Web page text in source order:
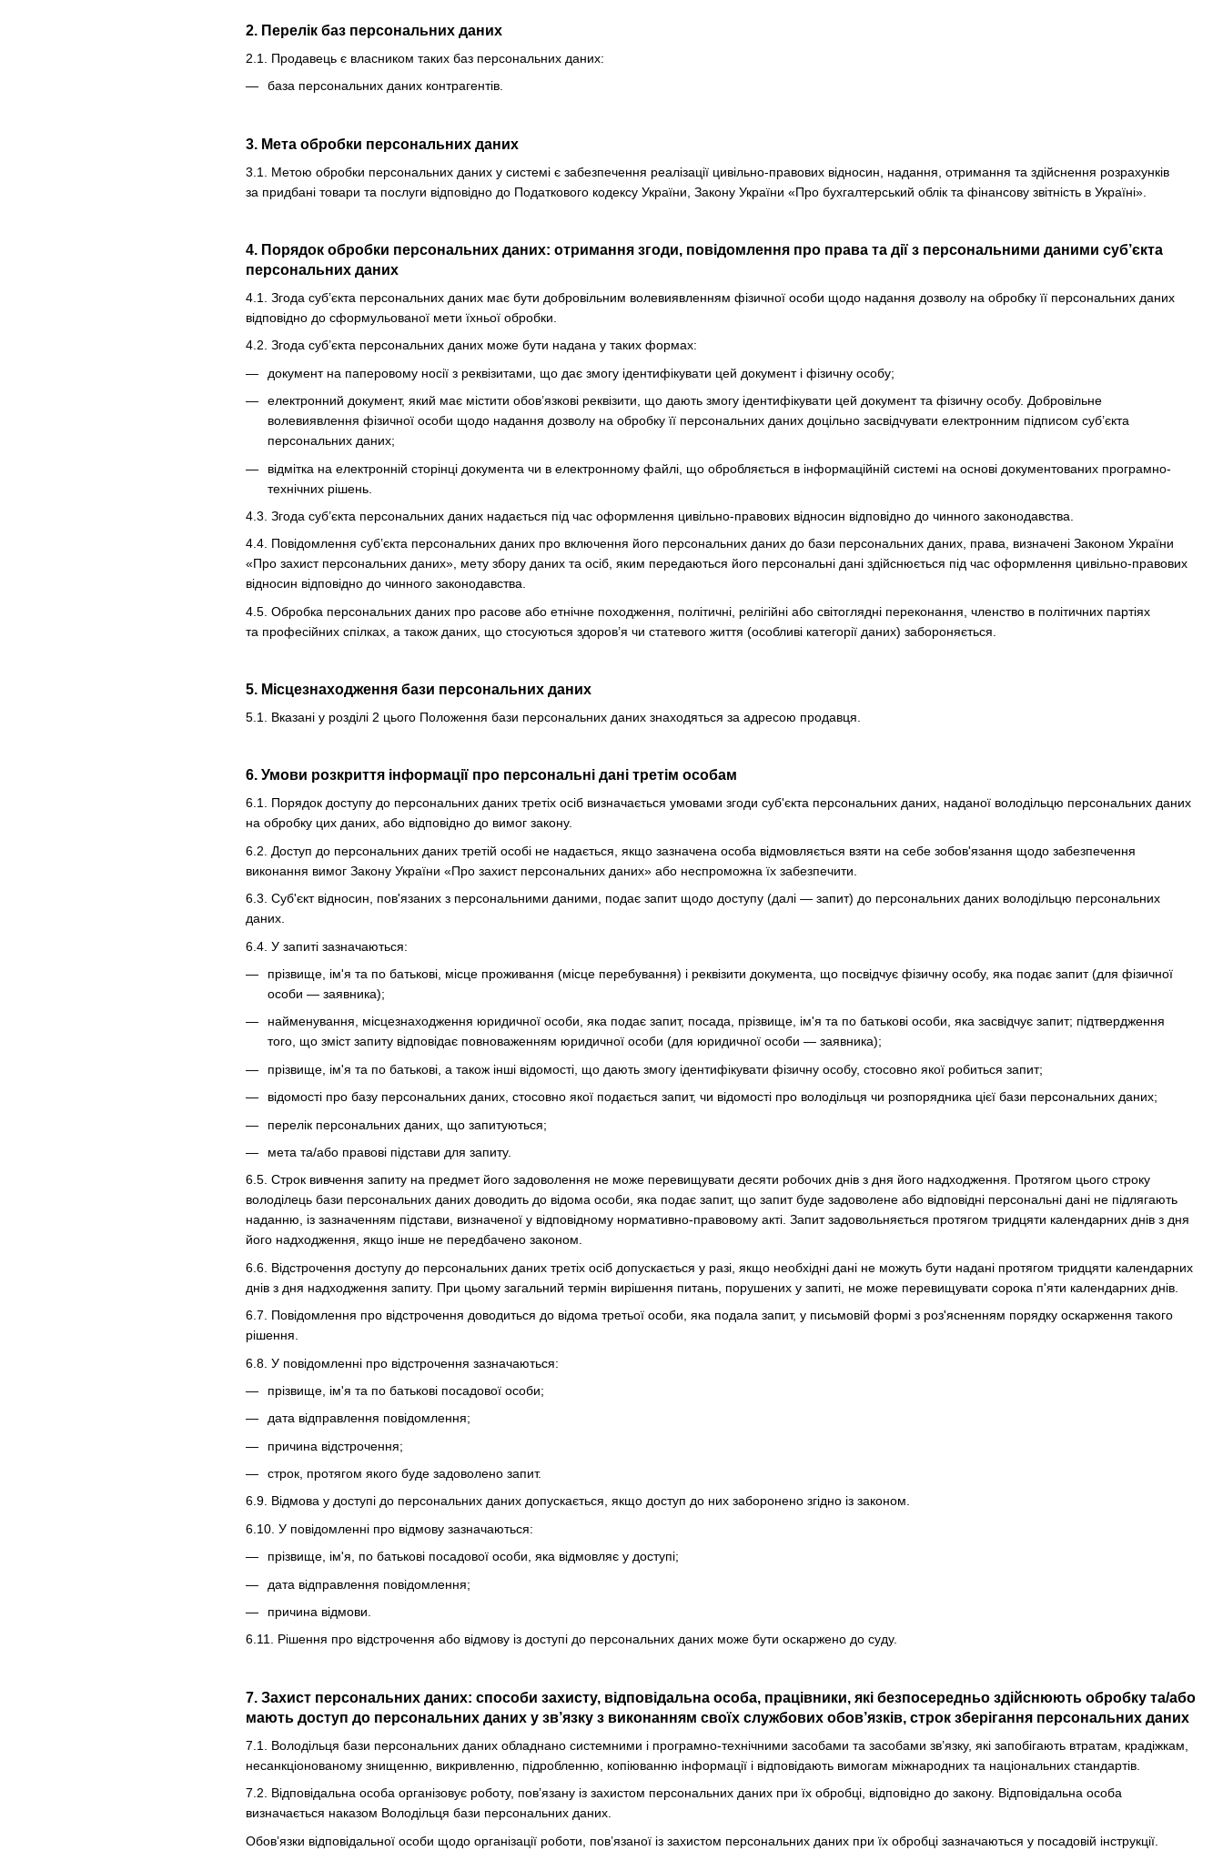
2. Перелік баз персональних даних
2.1. Продавець є власником таких баз персональних даних:
база персональних даних контрагентів.
3. Мета обробки персональних даних
3.1. Метою обробки персональних даних у системі є забезпечення реалізації цивільно-правових відносин, надання, отримання та здійснення розрахунків
за придбані товари та послуги відповідно до Податкового кодексу України, Закону України «Про бухгалтерський облік та фінансову звітність в Україні».
4. Порядок обробки персональних даних: отримання згоди, повідомлення про права та дії з персональними даними суб’єкта
персональних даних
4.1. Згода суб’єкта персональних даних має бути добровільним волевиявленням фізичної особи щодо надання дозволу на обробку її персональних даних
відповідно до сформульованої мети їхньої обробки.
4.2. Згода суб’єкта персональних даних може бути надана у таких формах:
документ на паперовому носії з реквізитами, що дає змогу ідентифікувати цей документ і фізичну особу;
електронний документ, який має містити обов’язкові реквізити, що дають змогу ідентифікувати цей документ та фізичну особу. Добровільне
волевиявлення фізичної особи щодо надання дозволу на обробку її персональних даних доцільно засвідчувати електронним підписом суб’єкта
персональних даних;
відмітка на електронній сторінці документа чи в електронному файлі, що обробляється в інформаційній системі на основі документованих програмно-
технічних рішень.
4.3. Згода суб’єкта персональних даних надається під час оформлення цивільно-правових відносин відповідно до чинного законодавства.
4.4. Повідомлення суб’єкта персональних даних про включення його персональних даних до бази персональних даних, права, визначені Законом України
«Про захист персональних даних», мету збору даних та осіб, яким передаються його персональні дані здійснюється під час оформлення цивільно-правових
відносин відповідно до чинного законодавства.
4.5. Обробка персональних даних про расове або етнічне походження, політичні, релігійні або світоглядні переконання, членство в політичних партіях
та професійних спілках, а також даних, що стосуються здоров’я чи статевого життя (особливі категорії даних) забороняється.
5. Місцезнаходження бази персональних даних
5.1. Вказані у розділі 2 цього Положення бази персональних даних знаходяться за адресою продавця.
6. Умови розкриття інформації про персональні дані третім особам
6.1. Порядок доступу до персональних даних третіх осіб визначається умовами згоди суб'єкта персональних даних, наданої володільцю персональних даних
на обробку цих даних, або відповідно до вимог закону.
6.2. Доступ до персональних даних третій особі не надається, якщо зазначена особа відмовляється взяти на себе зобов'язання щодо забезпечення
виконання вимог Закону України «Про захист персональних даних» або неспроможна їх забезпечити.
6.3. Суб'єкт відносин, пов'язаних з персональними даними, подає запит щодо доступу (далі — запит) до персональних даних володільцю персональних
даних.
6.4. У запиті зазначаються:
прізвище, ім'я та по батькові, місце проживання (місце перебування) і реквізити документа, що посвідчує фізичну особу, яка подає запит (для фізичної
особи — заявника);
найменування, місцезнаходження юридичної особи, яка подає запит, посада, прізвище, ім'я та по батькові особи, яка засвідчує запит; підтвердження
того, що зміст запиту відповідає повноваженням юридичної особи (для юридичної особи — заявника);
прізвище, ім'я та по батькові, а також інші відомості, що дають змогу ідентифікувати фізичну особу, стосовно якої робиться запит;
відомості про базу персональних даних, стосовно якої подається запит, чи відомості про володільця чи розпорядника цієї бази персональних даних;
перелік персональних даних, що запитуються;
мета та/або правові підстави для запиту.
6.5. Строк вивчення запиту на предмет його задоволення не може перевищувати десяти робочих днів з дня його надходження. Протягом цього строку
володілець бази персональних даних доводить до відома особи, яка подає запит, що запит буде задоволене або відповідні персональні дані не підлягають
наданню, із зазначенням підстави, визначеної у відповідному нормативно-правовому акті. Запит задовольняється протягом тридцяти календарних днів з дня
його надходження, якщо інше не передбачено законом.
6.6. Відстрочення доступу до персональних даних третіх осіб допускається у разі, якщо необхідні дані не можуть бути надані протягом тридцяти календарних
днів з дня надходження запиту. При цьому загальний термін вирішення питань, порушених у запиті, не може перевищувати сорока п'яти календарних днів.
6.7. Повідомлення про відстрочення доводиться до відома третьої особи, яка подала запит, у письмовій формі з роз'ясненням порядку оскарження такого
рішення.
6.8. У повідомленні про відстрочення зазначаються:
прізвище, ім'я та по батькові посадової особи;
дата відправлення повідомлення;
причина відстрочення;
строк, протягом якого буде задоволено запит.
6.9. Відмова у доступі до персональних даних допускається, якщо доступ до них заборонено згідно із законом.
6.10. У повідомленні про відмову зазначаються:
прізвище, ім'я, по батькові посадової особи, яка відмовляє у доступі;
дата відправлення повідомлення;
причина відмови.
6.11. Рішення про відстрочення або відмову із доступі до персональних даних може бути оскаржено до суду.
7. Захист персональних даних: способи захисту, відповідальна особа, працівники, які безпосередньо здійснюють обробку та/або
мають доступ до персональних даних у зв’язку з виконанням своїх службових обов’язків, строк зберігання персональних даних
7.1. Володільця бази персональних даних обладнано системними і програмно-технічними засобами та засобами зв’язку, які запобігають втратам, крадіжкам,
несанкціонованому знищенню, викривленню, підробленню, копіюванню інформації і відповідають вимогам міжнародних та національних стандартів.
7.2. Відповідальна особа організовує роботу, пов’язану із захистом персональних даних при їх обробці, відповідно до закону. Відповідальна особа
визначається наказом Володільця бази персональних даних.
Обов’язки відповідальної особи щодо організації роботи, пов’язаної із захистом персональних даних при їх обробці зазначаються у посадовій інструкції.